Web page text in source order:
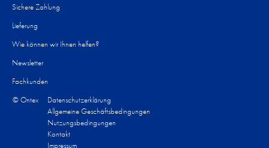
Sichere Zahlung
Lieferung
Wie können wir Ihnen helfen?​
Newsletter
Fachkunden
© Ontex
Datenschutzerklärung
Allgemeine Geschäftsbedingungen
Nutzungsbedingungen
Kontakt
Impressum